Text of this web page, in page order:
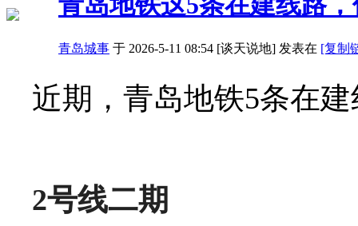
青岛城事 于 2026-5-11 08:54 [谈天说地] 发表在 [复制
近期，青岛地铁5条在
2号线二期